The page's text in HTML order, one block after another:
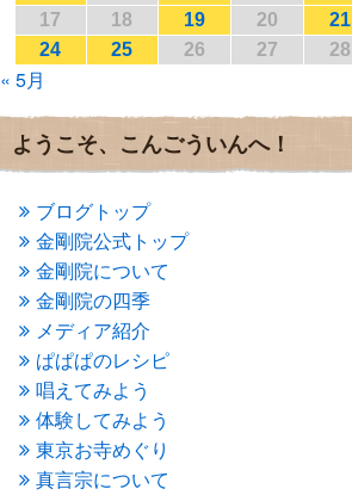
2017年1月(2)
2016年12月(4)
2016年11月(3)
2016年10月
2016年8月
2016年7月
(3)
2016年5月(3)
2016年4月
(4)
2016年3月 (4)
2016年2月 (5)
2016年1月(3)
2015年12月(6)
2015年11月 (4)
2015年10月
(4)
2015年9月(3)
2015年8月(4)
2015年7月(4)
2015年6月(3)
17 18 19 20 21
24
25 26 27 28
« 5月
ようこそ、こんごういんへ！
ブログトップ
金剛院公式トップ
金剛院について
金剛院の四季
メディア紹介
ぱぱぱのレシピ
唱えてみよう
体験してみよう
東京お寺めぐり
真言宗について